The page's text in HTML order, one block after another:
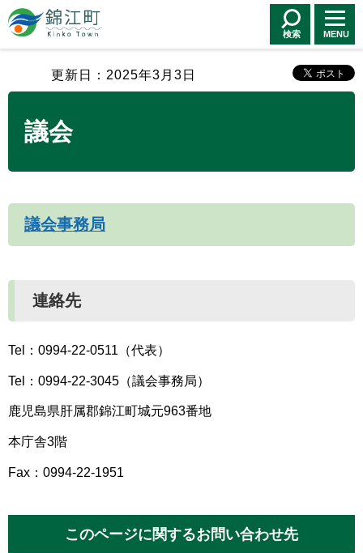
錦江町 Kinko
Town
検索 MENU
更新日：2025年3月3日
議会
議会事務局
連絡先
Tel：0994-22-0511（代表）
Tel：0994-22-3045（議会事務局）
鹿児島県肝属郡錦江町城元963番地
本庁舎3階
Fax：0994-22-1951
このページに関するお問い合わせ先